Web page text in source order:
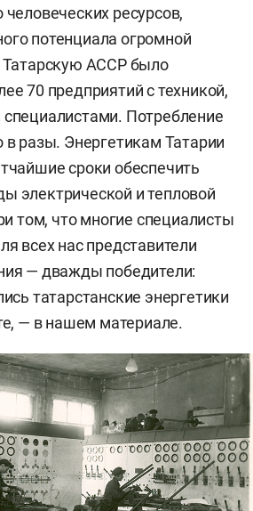
ресурсов,
потенциала огромной
Татарскую АССР было
70 предприятий с техникой,
Потребление
в разы. Энергетикам Татарии
сроки обеспечить
электрической и тепловой
том, что многие специалисты
всех нас представители
— дважды победители:
татарстанские энергетики
— в нашем материале.